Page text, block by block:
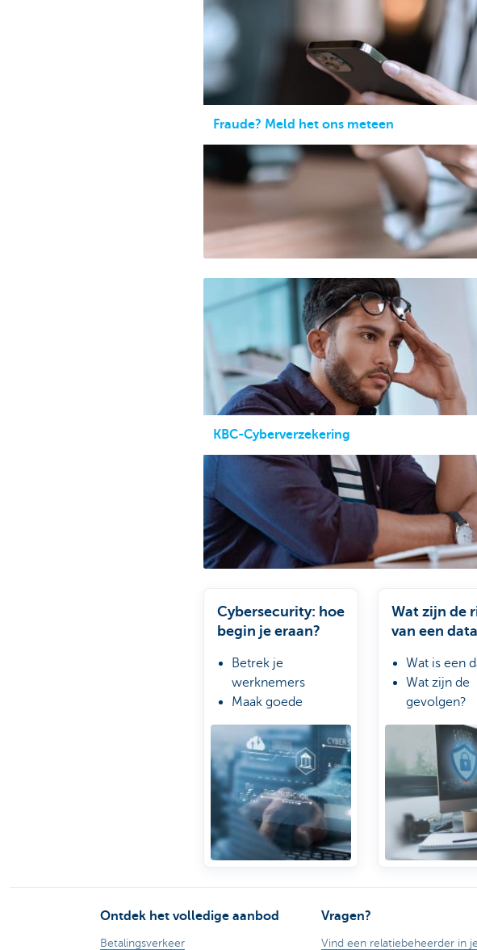
Fraude? Meld het ons meteen
KBC-Cyberverzekering
Cybersecurity: hoe
begin je eraan?
Betrek je
werknemers
Maak goede
afspraken met IT-
leveranciers
Maak een crisisplan
op
Wat zijn de
van een
Wat is een
Wat zijn de
gevolgen?
Hoe je
Ontdek het volledige aanbod
Betalingsverkeer
Vragen?
Vind een relatiebeheerder in